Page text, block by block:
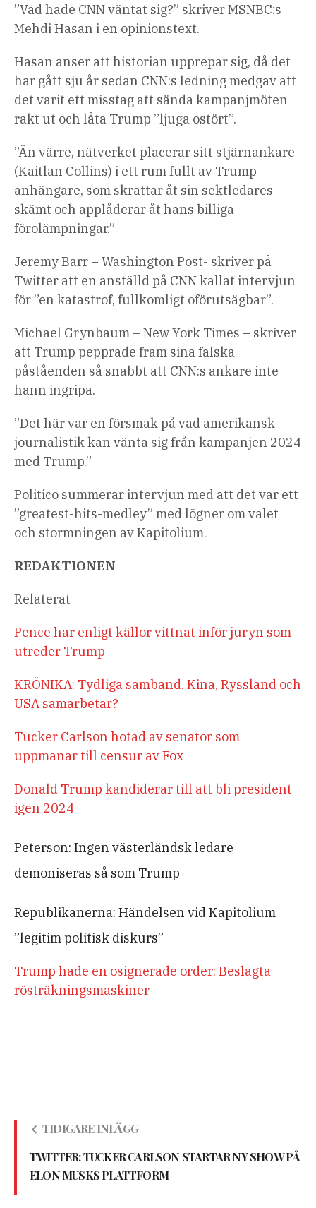
”Vad hade CNN väntat sig?” skriver MSNBC:s
Mehdi Hasan i en opinionstext.
Hasan anser att historian upprepar sig, då det
har gått sju år sedan CNN:s ledning medgav att
det varit ett misstag att sända kampanjmöten
rakt ut och låta Trump ”ljuga ostört”.
”Än värre, nätverket placerar sitt stjärnankare
(Kaitlan Collins) i ett rum fullt av Trump-
anhängare, som skrattar åt sin sektledares
skämt och applåderar åt hans billiga
förolämpningar.”
Jeremy Barr – Washington Post- skriver på
Twitter att en anställd på CNN kallat intervjun
för ”en katastrof, fullkomligt oförutsägbar”.
Michael Grynbaum – New York Times – skriver
att Trump pepprade fram sina falska
påståenden så snabbt att CNN:s ankare inte
hann ingripa.
”Det här var en försmak på vad amerikansk
journalistik kan vänta sig från kampanjen 2024
med Trump.”
Politico summerar intervjun med att det var ett
”greatest-hits-medley” med lögner om valet
och stormningen av Kapitolium.
REDAKTIONEN
Relaterat
Pence har enligt källor vittnat inför juryn som
utreder Trump
KRÖNIKA: Tydliga samband. Kina, Ryssland och
USA samarbetar?
Tucker Carlson hotad av senator som
uppmanar till censur av Fox
Donald Trump kandiderar till att bli president
igen 2024
Peterson: Ingen västerländsk ledare
demoniseras så som Trump
Republikanerna: Händelsen vid Kapitolium
”legitim politisk diskurs”
Trump hade en osignerade order: Beslagta
rösträkningsmaskiner
TIDIGARE INLÄGG
TWITTER: TUCKER CARLSON STARTAR NY SHOW PÅ
ELON MUSKS PLATTFORM